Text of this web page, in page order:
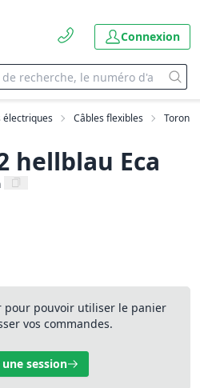
Connexion
électriques Câbles flexibles Toron
hellblau Eca
pour pouvoir utiliser le panier
vos commandes.
session